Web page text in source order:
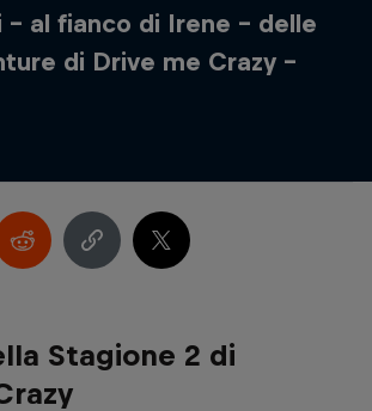
- al fianco di Irene - delle
di Drive me Crazy -
Stagione 2 di